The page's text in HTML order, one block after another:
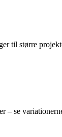
til større
– se